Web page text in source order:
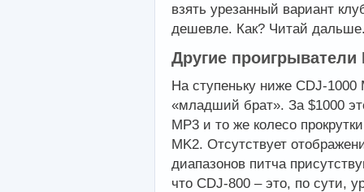
взять урезанный вариант
дешевле. Как? Читай
Другие проигрыватели
На ступеньку ниже CDJ-1000
«младший брат». За $1000
MP3 и то же колесо
MK2. Отсутствует
диапазонов питча
что CDJ-800 – это, по сути,